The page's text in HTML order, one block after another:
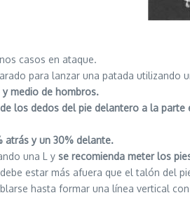
casos en ataque.
para lanzar una patada utilizando
y medio de hombros.
los dedos del pie delantero a la
atrás y un 30% delante.
una L y se recomienda meter los
estar más afuera que el talón del
hasta formar una línea vertical